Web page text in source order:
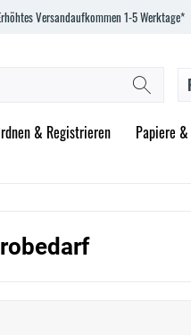
Versandaufkommen 1-5 Werktage*
& Registrieren Papiere